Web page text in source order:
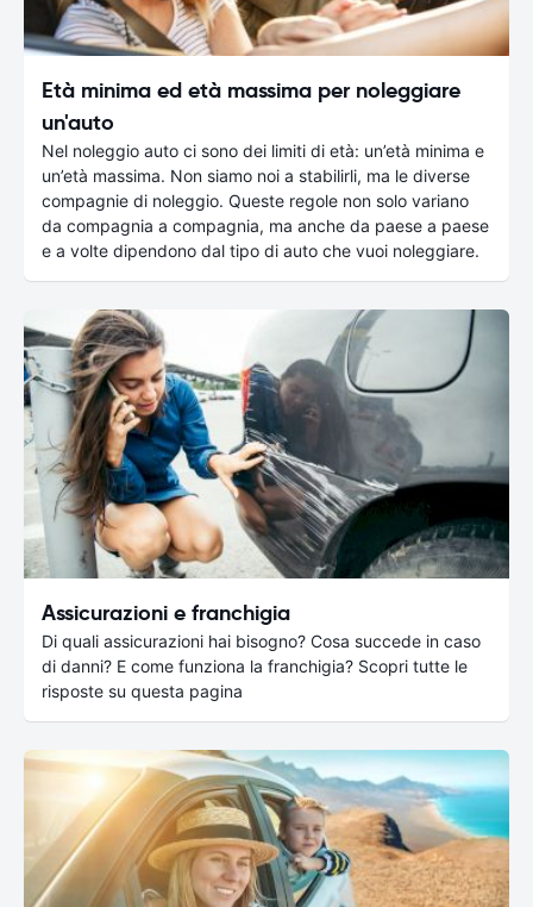
Età minima ed età massima per noleggiare
un'auto
Nel noleggio auto ci sono dei limiti di età: un’età minima e
un’età massima. Non siamo noi a stabilirli, ma le diverse
compagnie di noleggio. Queste regole non solo variano
da compagnia a compagnia, ma anche da paese a paese
e a volte dipendono dal tipo di auto che vuoi noleggiare.
Assicurazioni e franchigia
Di quali assicurazioni hai bisogno? Cosa succede in caso
di danni? E come funziona la franchigia? Scopri tutte le
risposte su questa pagina